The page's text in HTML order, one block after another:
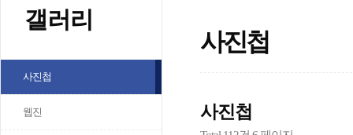
갤러리
사진첩
웹진
사진첩
사진첩